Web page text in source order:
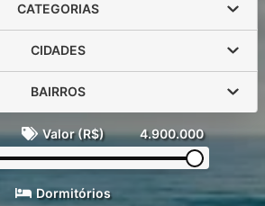
CATEGORIAS
CIDADES
BAIRROS
Valor (R$) 4.900.000
Dormitórios